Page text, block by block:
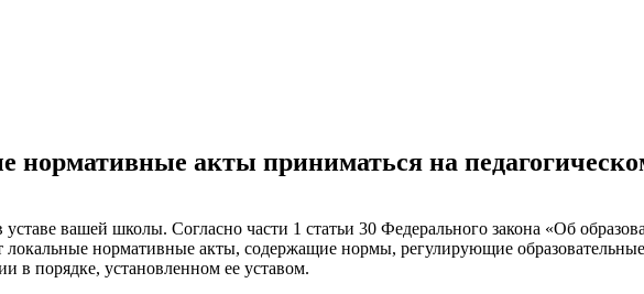
нормативные акты приниматься на
вашей школы. Согласно части 1 статьи 30 Федерального закона «Об
локальные нормативные акты, содержащие нормы, регулирующие
в порядке, установленном ее уставом.